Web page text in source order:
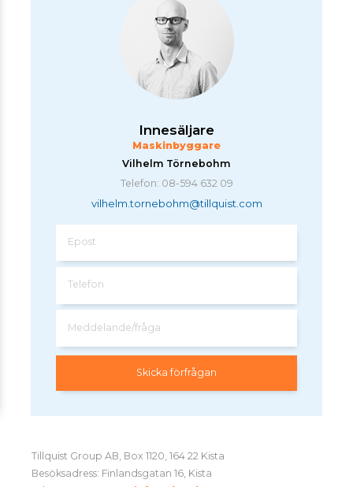
Innesäljare
Maskinbyggare
Vilhelm Törnebohm
Telefon: 08-594 632 09
vilhelm.tornebohm@tillquist.com
Epost
Telefon
Meddelande/fråga
Tillquist Group AB, Box 1120, 164 22 Kista
Besöksadress: Finlandsgatan 16, Kista